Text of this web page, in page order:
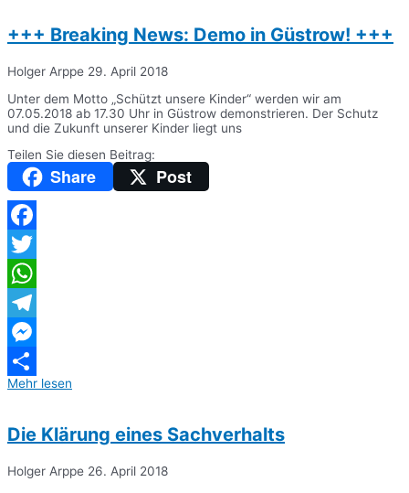
+++ Breaking News: Demo in Güstrow! +++
Holger Arppe 29. April 2018
Unter dem Motto „Schützt unsere Kinder“ werden wir am
07.05.2018 ab 17.30 Uhr in Güstrow demonstrieren. Der Schutz
und die Zukunft unserer Kinder liegt uns
Teilen Sie diesen Beitrag:
Share Post
Facebook
Twitter
WhatsApp
Telegram
Messenger
Teilen
Mehr lesen
Die Klärung eines Sachverhalts
Holger Arppe 26. April 2018